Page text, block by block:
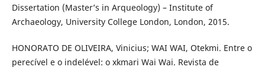
Dissertation (Master’s in Arqueology) – Institute of
Archaeology, University College London, London, 2015.
HONORATO DE OLIVEIRA, Vinicius; WAI WAI, Otekmi. Entre o
perecível e o indelével: o xkmari Wai Wai. Revista de